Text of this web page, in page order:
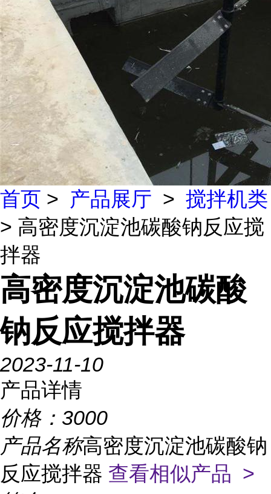
首页 > 产品展厅 > 搅拌机类
> 高密度沉淀池碳酸钠反应搅
拌器
高密度沉淀池碳酸
钠反应搅拌器
2023-11-10
产品详情
价格： 3000
产品名称高密度沉淀池碳酸钠
反应搅拌器 查看相似产品 >